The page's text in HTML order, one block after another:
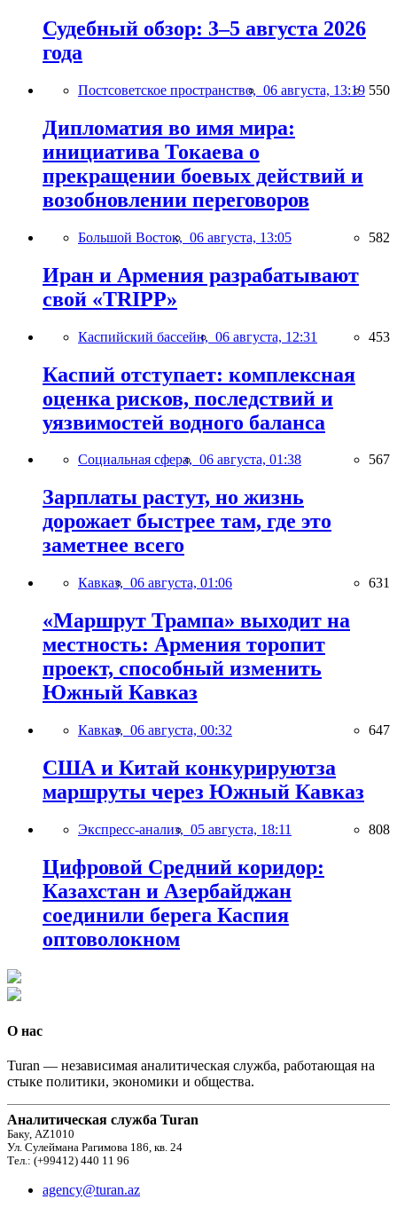
Судебный обзор: 3–5 августа 2026
года
Постсоветское пространство, 06 августа, 13:19 550
Дипломатия во имя мира:
инициатива Токаева о
прекращении боевых действий и
возобновлении переговоров
Большой Восток, 06 августа, 13:05 582
Иран и Армения разрабатывают
свой «TRIPP»
Каспийский бассейн, 06 августа, 12:31 453
Каспий отступает: комплексная
оценка рисков, последствий и
уязвимостей водного баланса
Социальная сфера, 06 августа, 01:38 567
Зарплаты растут, но жизнь
дорожает быстрее там, где это
заметнее всего
Кавказ, 06 августа, 01:06 631
«Маршрут Трампа» выходит на
местность: Армения торопит
проект, способный изменить
Южный Кавказ
Кавказ, 06 августа, 00:32 647
США и Китай конкурируютза
маршруты через Южный Кавказ
Экспресс-анализ, 05 августа, 18:11 808
Цифровой Средний коридор:
Казахстан и Азербайджан
соединили берега Каспия
оптоволокном
О нас
Turan — независимая аналитическая служба, работающая на
стыке политики, экономики и общества.
Аналитическая служба Turan
Баку, AZ1010
Ул. Сулеймана Рагимова 186, кв. 24
Тел.: (+99412) 440 11 96
agency@turan.az